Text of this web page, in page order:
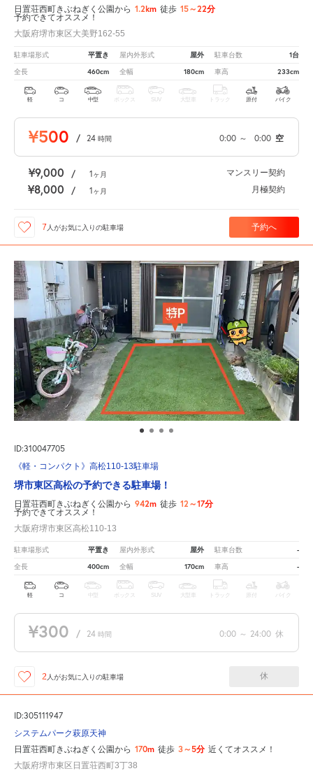
日置荘西町きぶねぎく公園から 1.2km 徒歩 15～22分
予約できてオススメ！
大阪府堺市東区大美野162-55
駐車場形式 平置き 屋内外形式 屋外 駐車台数 1台
全長 460cm 全幅 180cm 車高 233cm
軽 コ 中型 ボックス SUV 大型車 トラック 原付 バイク
¥500 / 24 時間 0:00 ～ 0:00 空
¥9,000 / 1ヶ月 マンスリー契約
¥8,000 / 1ヶ月 月極契約
7 人がお気に入りの駐車場 予約へ
ID:310047705
《軽・コンパクト》高松110-13駐車場
堺市東区高松の予約できる駐車場！
日置荘西町きぶねぎく公園から 942m 徒歩 12～17分
予約できてオススメ！
大阪府堺市東区高松110-13
駐車場形式 平置き 屋内外形式 屋外 駐車台数 -
全長 400cm 全幅 170cm 車高 -
軽 コ 中型 ボックス SUV 大型車 トラック 原付 バイク
¥300 / 24 時間 0:00 ～ 24:00 休
2 人がお気に入りの駐車場 休
ID:305111947
システムパーク萩原天神
日置荘西町きぶねぎく公園から 170m 徒歩 3～5分 近くてオススメ！
大阪府堺市東区日置荘西町3丁38